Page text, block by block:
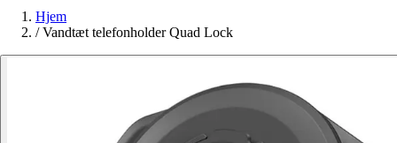
Hjem
/ Vandtæt telefonholder Quad Lock